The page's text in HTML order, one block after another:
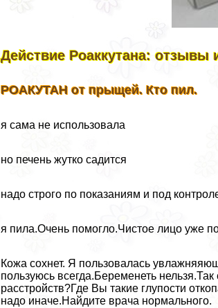
Действие Роаккутана:
РОАКУТАН от прыщей. Кто пил.
я сама не использовала
но печень жутко садится
надо строго по показаниям и под
я пила.Очень помогло.Чистое лицо уже
Кожа сохнет. Я пользовалась
пользуюсь всегда.Беременеть
расстройств?Где Вы такие глупости
надо иначе.Найдите врача нормального.